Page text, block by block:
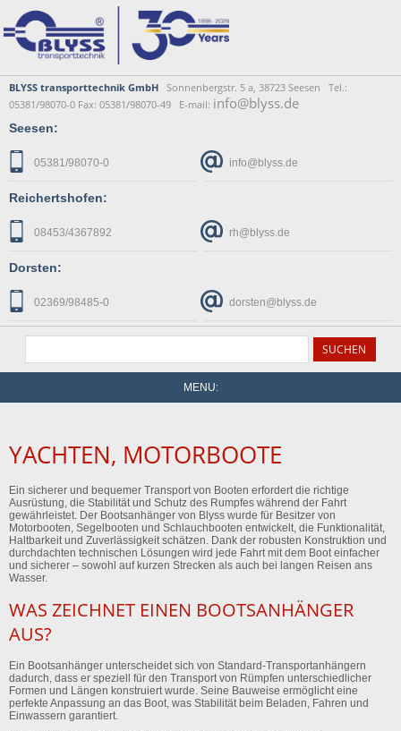
BLYSS transporttechnik GmbH Sonnenbergstr. 5 a, 38723 Seesen Tel.:
05381/98070-0 Fax: 05381/98070-49 E-mail: info@blyss.de
Seesen:
05381/98070-0 info@blyss.de
Reichertshofen:
08453/4367892 rh@blyss.de
Dorsten:
02369/98485-0 dorsten@blyss.de
MENU:
YACHTEN, MOTORBOOTE
Ein sicherer und bequemer Transport von Booten erfordert die richtige
Ausrüstung, die Stabilität und Schutz des Rumpfes während der Fahrt
gewährleistet. Der Bootsanhänger von Blyss wurde für Besitzer von
Motorbooten, Segelbooten und Schlauchbooten entwickelt, die Funktionalität,
Haltbarkeit und Zuverlässigkeit schätzen. Dank der robusten Konstruktion und
durchdachten technischen Lösungen wird jede Fahrt mit dem Boot einfacher
und sicherer – sowohl auf kurzen Strecken als auch bei langen Reisen ans
Wasser.
WAS ZEICHNET EINEN BOOTSANHÄNGER
AUS?
Ein Bootsanhänger unterscheidet sich von Standard-Transportanhängern
dadurch, dass er speziell für den Transport von Rümpfen unterschiedlicher
Formen und Längen konstruiert wurde. Seine Bauweise ermöglicht eine
perfekte Anpassung an das Boot, was Stabilität beim Beladen, Fahren und
Einwassern garantiert.